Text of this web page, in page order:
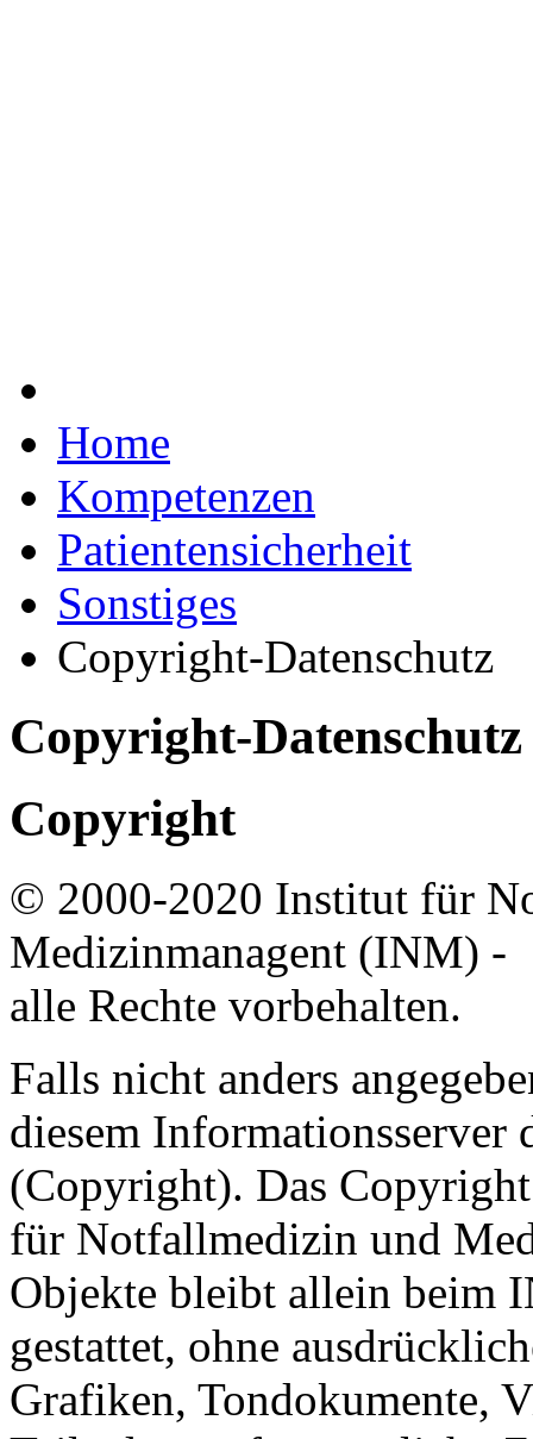
Home
Kompetenzen
Patientensicherheit
Sonstiges
Copyright-Datenschutz
Copyright-Datenschutz
Copyright
© 2000-2020 Institut für
Medizinmanagent (INM) -
alle Rechte vorbehalten.
Falls nicht anders
diesem Informationsserver
(Copyright). Das
für Notfallmedizin und
Objekte bleibt allein beim
gestattet, ohne
Grafiken, Tondokumente,